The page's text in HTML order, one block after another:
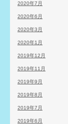
2020年7月
2020年6月
2020年3月
2020年1月
2019年12月
2019年11月
2019年9月
2019年8月
2019年7月
2019年6月